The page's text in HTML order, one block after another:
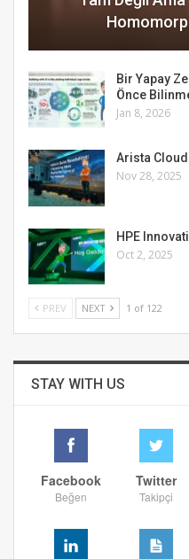
Bir Yapay
Önce
Jan 8, 2026
Arista
Nov 28, 2025
HPE
Oct 2, 2025
PREV NEXT 1 of 122
STAY WITH US
Facebook
Beğen
Twitter
Takipçi